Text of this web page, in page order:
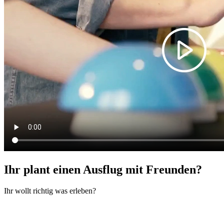
Ihr plant einen Ausflug mit Freunden?
Ihr wollt richtig was erleben?